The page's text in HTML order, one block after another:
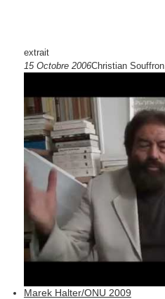
extrait
15 Octobre 2006Christian Souffron
Marek Halter/ONU 2009